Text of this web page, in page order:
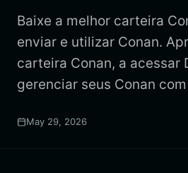
Baixe a melhor carteira
enviar e utilizar Conan.
carteira Conan, a acessar
gerenciar seus Conan
May 29, 2026